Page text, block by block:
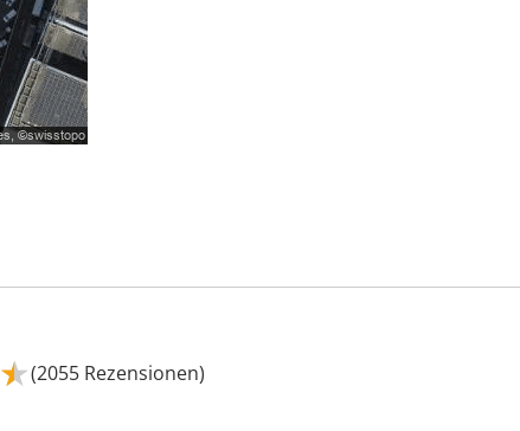
★(2055 Rezensionen)